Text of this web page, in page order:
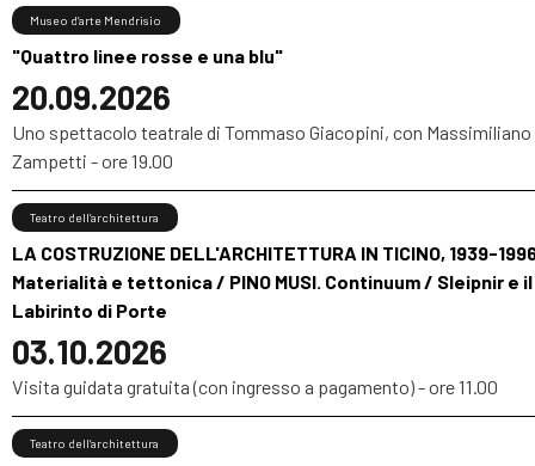
"Quattro linee rosse e una blu"
20.09.2026
Museo d’arte Mendrisio
Uno spettacolo teatrale di Tommaso Giacopini, con Massimiliano
Zampetti - ore 19.00
LA COSTRUZIONE DELL'ARCHITETTURA IN TICINO, 1939-
Materialità e tettonica / PINO MUSI. Continuum / Sleipnir e il
Labirinto di Porte
03.10.2026
Teatro dell’architettura
Visita guidata gratuita (con ingresso a pagamento) - ore 11.00
Teatro dell’architettura